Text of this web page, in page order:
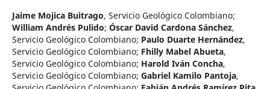
Jaime Mojica Buitrago, Servicio Geológico Colombiano;
William Andrés Pulido; Óscar David Cardona Sánchez,
Servicio Geológico Colombiano; Paulo Duarte Hernández,
Servicio Geológico Colombiano; Fhilly Mabel Abueta,
Servicio Geológico Colombiano; Harold Iván Concha,
Servicio Geológico Colombiano; Gabriel Kamilo Pantoja,